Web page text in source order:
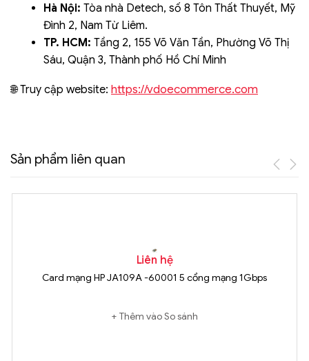
Hà Nội: Tòa nhà Detech, số 8 Tôn Thất Thuyết, Mỹ
Đình 2, Nam Từ Liêm.
TP. HCM: Tầng 2, 155 Võ Văn Tần, Phường Võ Thị
Sáu, Quận 3, Thành phố Hồ Chí Minh
🌐 Truy cập website: https://vdoecommerce.com
Sản phẩm liên quan
Liên hệ
Card mạng HP JA109A -60001 5 cổng mạng 1Gbps
Thêm vào So sánh